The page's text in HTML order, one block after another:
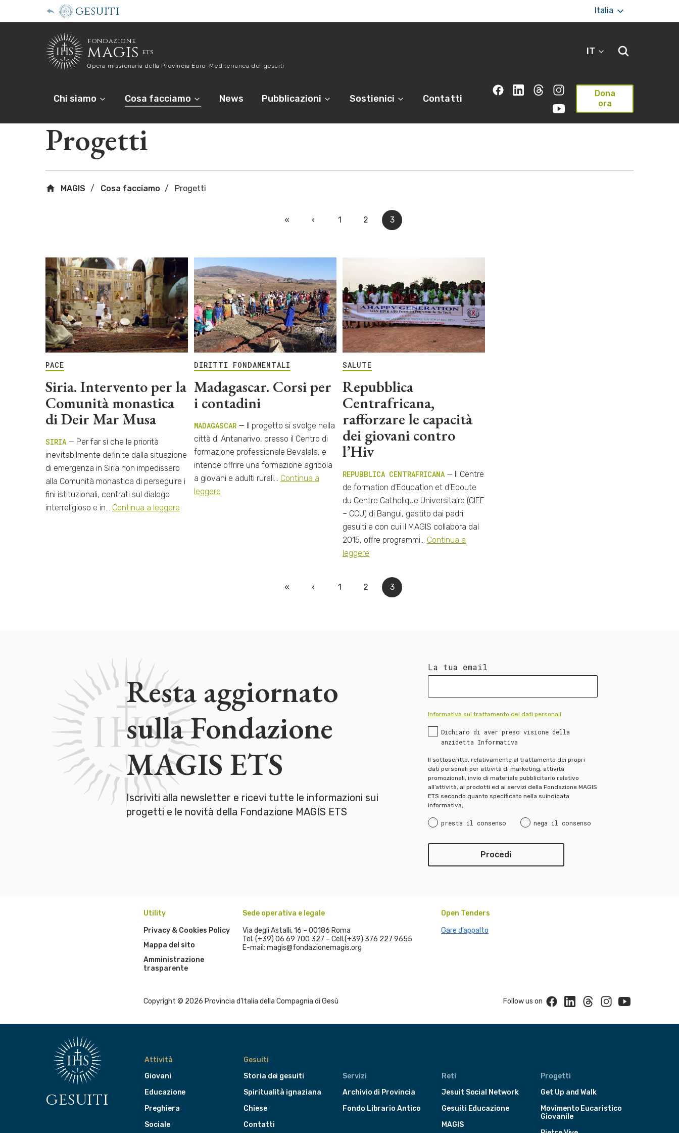
gesuiti Italia
fondazione
magis ets
Opera missionaria della Provincia Euro-Mediterranea dei gesuiti
IT
Chi siamo Cosa facciamo News Pubblicazioni Sostienici Contatti
Dona
ora
Progetti
MAGIS Cosa facciamo Progetti
« ‹ 1 2 3
PACE
Siria. Intervento per la
Comunità monastica
di Deir Mar Musa
SIRIA — Per far sì che le priorità
inevitabilmente definite dalla situazione
di emergenza in Siria non impedissero
alla Comunità monastica di perseguire i
fini istituzionali, centrati sul dialogo
interreligioso e in… Continua a leggere
DIRITTI FONDAMENTALI
Madagascar. Corsi per
i contadini
MADAGASCAR — Il progetto si svolge nella
città di Antanarivo, presso il Centro di
formazione professionale Bevalala, e
intende offrire una formazione agricola
a giovani e adulti rurali… Continua a
leggere
SALUTE
Repubblica
Centrafricana,
rafforzare le capacità
dei giovani contro
l’Hiv
REPUBBLICA CENTRAFRICANA — Il Centre
de formation d’Education et d’Ecoute
du Centre Catholique Universitaire (CIEE
– CCU) di Bangui, gestito dai padri
gesuiti e con cui il MAGIS collabora dal
2015, offre programmi… Continua a
leggere
« ‹ 1 2 3
Resta aggiornato
sulla Fondazione
MAGIS ETS
Iscriviti alla newsletter e ricevi tutte le informazioni sui
progetti e le novità della Fondazione MAGIS ETS
La tua email
Informativa sul trattamento dei dati personali
Dichiaro di aver preso visione della
anzidetta Informativa
Il sottoscritto, relativamente al trattamento dei propri
dati personali per attività di marketing, attività
promozionali, invio di materiale pubblicitario relativo
all’attività, ai prodotti ed ai servizi della Fondazione MAGIS
ETS secondo quanto specificato nella suindicata
informativa,
presta il consenso nega il consenso
Utility
Privacy & Cookies Policy
Mappa del sito
Amministrazione
trasparente
Sede operativa e legale
Via degli Astalli, 16 – 00186 Roma
Tel. (+39) 06 69 700 327 – Cell.(+39) 376 227 9655
E-mail: magis@fondazionemagis.org
Open Tenders
Gare d’appalto
Copyright © 2026 Provincia d’Italia della Compagnia di Gesù Follow us on FacebookLinkedinThreadsInstagramYoutube
gesuiti
Attività
Giovani
Educazione
Preghiera
Sociale
Gesuiti
Storia dei gesuiti
Spiritualità ignaziana
Chiese
Contatti
Servizi
Archivio di Provincia
Fondo Librario Antico
Reti
Jesuit Social Network
Gesuiti Educazione
MAGIS
Progetti
Get Up and Walk
Movimento Eucaristico
Giovanile